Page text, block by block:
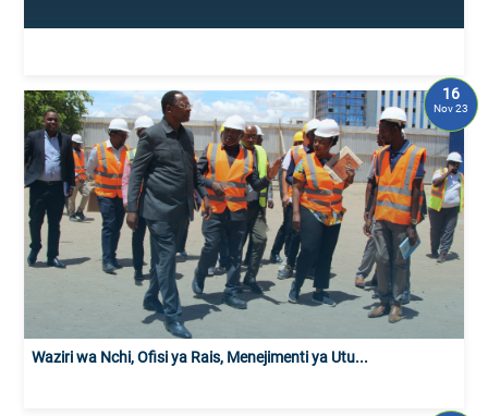
Waziri wa Nchi, Ofisi ya Rais, Menejimenti ya Utu...
16
Nov 23